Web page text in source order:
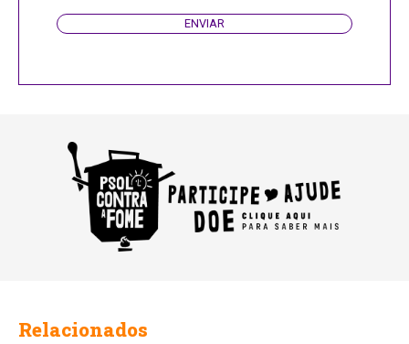
ENVIAR
Relacionados